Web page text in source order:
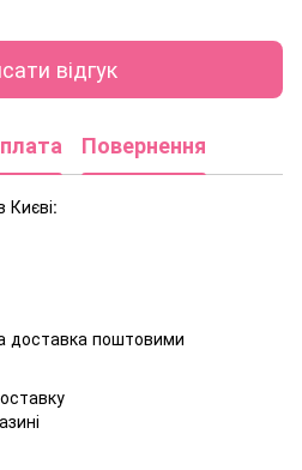
відгук
Повернення
Києві:
доставка поштовими